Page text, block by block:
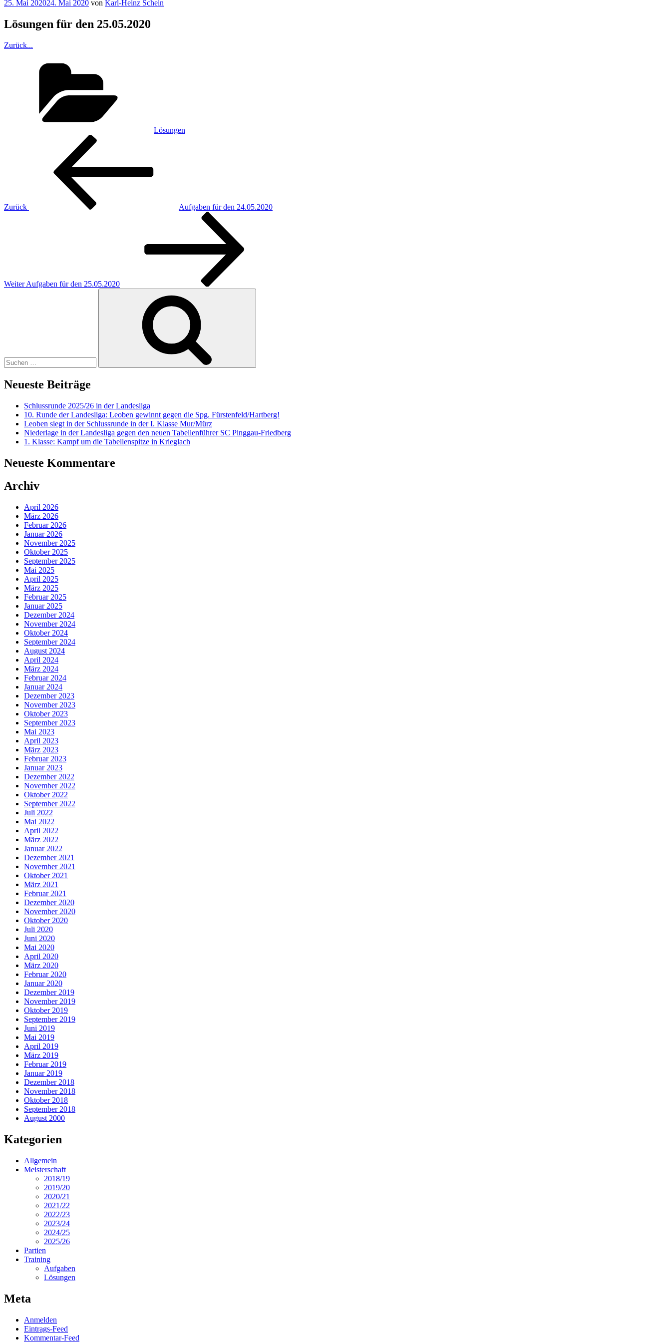
Veröffentlicht
25. Mai 202024. Mai 2020 von Karl-Heinz Schein
Lösungen für den 25.05.2020
Zurück...
Lösungen
Beitragsnavigation
Zurück
Aufgaben für den 24.05.2020
Weiter Aufgaben für den 25.05.2020
Neueste Beiträge
Schlussrunde 2025/26 in der Landesliga
10. Runde der Landesliga: Leoben gewinnt gegen die Spg. Fürstenfeld/Hartberg!
Leoben siegt in der Schlussrunde in der I. Klasse Mur/Mürz
Niederlage in der Landesliga gegen den neuen Tabellenführer SC Pinggau-Friedberg
1. Klasse: Kampf um die Tabellenspitze in Krieglach
Neueste Kommentare
Archiv
April 2026
März 2026
Februar 2026
Januar 2026
November 2025
Oktober 2025
September 2025
Mai 2025
April 2025
März 2025
Februar 2025
Januar 2025
Dezember 2024
November 2024
Oktober 2024
September 2024
August 2024
April 2024
März 2024
Februar 2024
Januar 2024
Dezember 2023
November 2023
Oktober 2023
September 2023
Mai 2023
April 2023
März 2023
Februar 2023
Januar 2023
Dezember 2022
November 2022
Oktober 2022
September 2022
Juli 2022
Mai 2022
April 2022
März 2022
Januar 2022
Dezember 2021
November 2021
Oktober 2021
März 2021
Februar 2021
Dezember 2020
November 2020
Oktober 2020
Juli 2020
Juni 2020
Mai 2020
April 2020
März 2020
Februar 2020
Januar 2020
Dezember 2019
November 2019
Oktober 2019
September 2019
Juni 2019
Mai 2019
April 2019
März 2019
Februar 2019
Januar 2019
Dezember 2018
November 2018
Oktober 2018
September 2018
August 2000
Kategorien
Allgemein
Meisterschaft
2018/19
2019/20
2020/21
2021/22
2022/23
2023/24
2024/25
2025/26
Partien
Training
Aufgaben
Lösungen
Meta
Anmelden
Eintrags-Feed
Kommentar-Feed